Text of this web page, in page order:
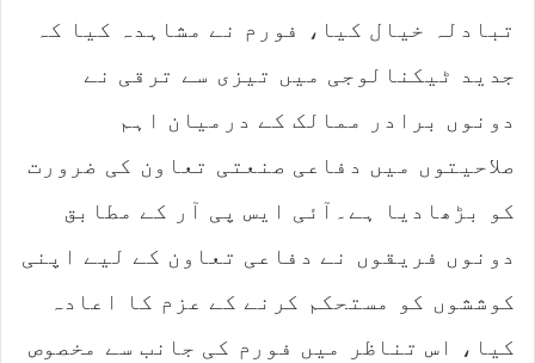
تبادلہ خیال کیا، فورم نے مشاہدہ کیا کہ
جدید ٹیکنالوجی میں تیزی سے ترقی نے
دونوں برادر ممالک کے درمیان اہم
صلاحیتوں میں دفاعی صنعتی تعاون کی ضرورت
کو بڑھادیا ہے۔آئی ایس پی آر کے مطابق
دونوں فریقوں نے دفاعی تعاون کے لیے اپنی
کوششوں کو مستحکم کرنے کے عزم کا اعادہ
کیا، اس تناظر میں فورم کی جانب سے مخصوص